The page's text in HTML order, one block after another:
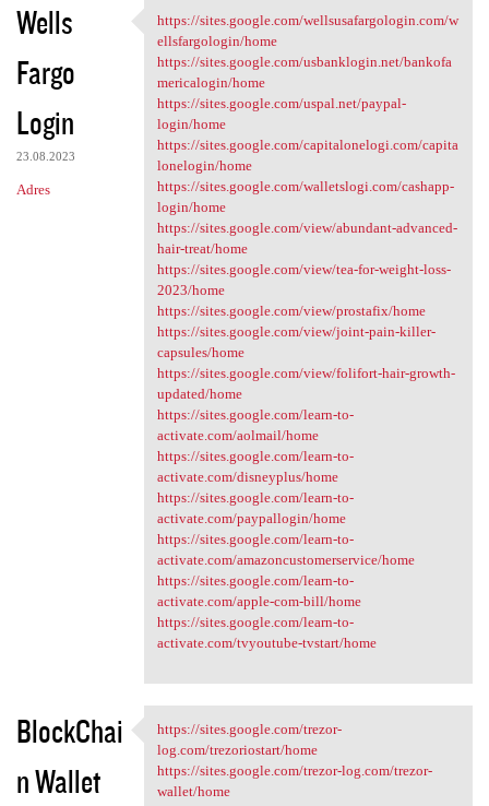
Wells
Fargo
Login
23.08.2023
Adres
https://sites.google.com
https://sites.google.com/wellsusafargologin.com/w
ellsfargologin/home
https://sites.google.com/usbanklogin.net/bankofa
mericalogin/home
https://sites.google.com/uspal.net/paypal-
login/home
https://sites.google.com/capitalonelogi.com/capita
lonelogin/home
https://sites.google.com/walletslogi.com/cashapp-
login/home
https://sites.google.com/view/abundant-advanced-
hair-treat/home
https://sites.google.com/view/tea-for-weight-loss-
2023/home
https://sites.google.com/view/prostafix/home
https://sites.google.com/view/joint-pain-killer-
capsules/home
https://sites.google.com/view/folifort-hair-growth-
updated/home
https://sites.google.com/learn-to-
activate.com/aolmail/home
https://sites.google.com/learn-to-
activate.com/disneyplus/home
https://sites.google.com/learn-to-
activate.com/paypallogin/home
https://sites.google.com/learn-to-
activate.com/amazoncustomerservice/home
https://sites.google.com/learn-to-
activate.com/apple-com-bill/home
https://sites.google.com/learn-to-
activate.com/tvyoutube-tvstart/home
BlockChai
n Wallet
https://sites.google.com
https://sites.google.com/trezor-
log.com/trezoriostart/home
https://sites.google.com/trezor-log.com/trezor-
wallet/home